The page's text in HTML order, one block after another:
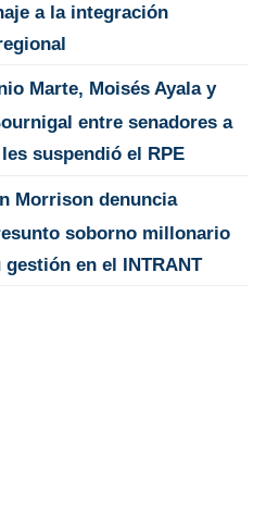
a la integración
Marte, Moisés Ayala y
entre senadores a
les suspendió el RPE
Morrison denuncia
soborno millonario
en el INTRANT